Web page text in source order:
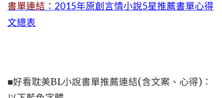
書單連結 ：2015年原創言情小說5星推薦書單心得
文總表
■好看耽美BL小說書單推薦連結(含文案、心得)：